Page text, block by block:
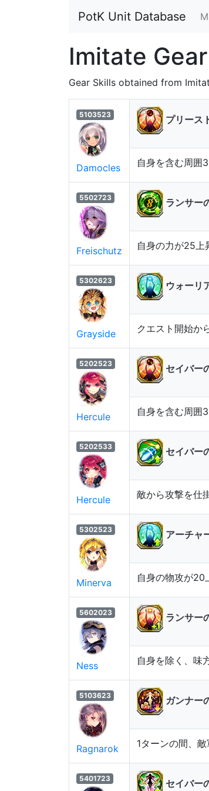
PotK Unit Database
Imitate Gear
Gear Skills obtained from
5103523
Damocles
プリース
自身を含む周囲
5502723
Freischutz
ランサー
自身の力が25上
5302623
Grayside
ウォーリ
クエスト開始か
5202523
Hercule
セイバー
自身を含む周囲
5202533
Hercule
セイバー
敵から攻撃を仕
5302523
Minerva
アーチャ
自身の物攻が20
5602023
Ness
ランサー
自身を除く、味
5103623
Ragnarok
ガンナー
1ターンの間、
5401723 セイバー